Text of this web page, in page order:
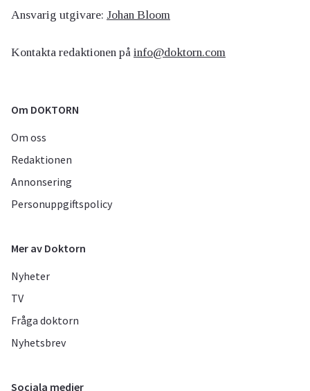
Ansvarig utgivare: Johan Bloom
Kontakta redaktionen på info@doktorn.com
Om DOKTORN
Om oss
Redaktionen
Annonsering
Personuppgiftspolicy
Mer av Doktorn
Nyheter
TV
Fråga doktorn
Nyhetsbrev
Sociala medier